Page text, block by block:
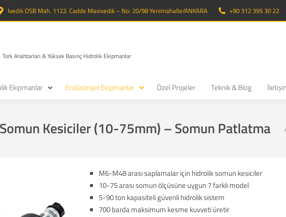
İvedik OSB Mah. 1122. Cadde Maxivedik – No: 20/98 Yenimahalle/ANKARA +90 312 395 30 22
Tork Anahtarları & Yüksek Basınç Hidrolik Ekipmanlar
Ekipmanlar Endüstriyel Ekipmanlar Özel Projeler Teknik & Blog
Kesiciler (10-75mm) – Somun Patlatma
M6-M48 arası saplamalar için hidrolik somun kesiciler
10-75 arası somun ölçüsüne uygun 7 farklı model
5-90 ton kapasiteli güvenli hidrolik sistem
700 barda maksimum kesme kuvveti üretir